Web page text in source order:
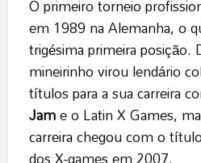
O primeiro torneio
em 1989 na Alemanha, o
trigésima primeira posição.
mineirinho virou lendário
títulos para a sua carreira
Jame o Latin X Games,
carreira chegou com o